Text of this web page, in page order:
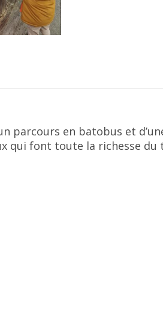
parcours en batobus et
qui font toute la richesse